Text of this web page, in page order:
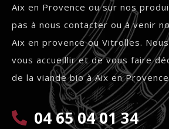
Aix en Provence ou sur nos
pas à nous contacter ou à venir
Aix en provence ou Vitrolles.
vous accueillir et de vous faire
de la viande bio à Aix en
04 65 04 01 34